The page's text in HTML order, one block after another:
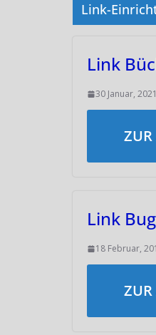
Link-
Link
30 Januar, 2021
ZUR
Link
18 Februar,
ZUR